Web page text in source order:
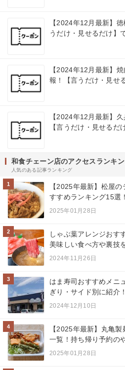
【2024年12月最新】
うだけ・見せるだけ】
【2024年12月最新】
報！【言うだけ・見せ
【2024年12月最新】
【言うだけ・見せるだ
和食チェーン店のアクセスランキ
人気のある記事ランキング
1
【2025年最新】松屋
すすめランキング15選
2025年01月28日
2
しゃぶ葉アレンジおす
美味しい食べ方や裏技
2024年11月26日
3
はま寿司おすすめメニ
ぎり・サイド別に紹介！
2024年12月10日
4
【2025年最新】丸亀
一覧！持ち帰り予約の
2025年01月28日